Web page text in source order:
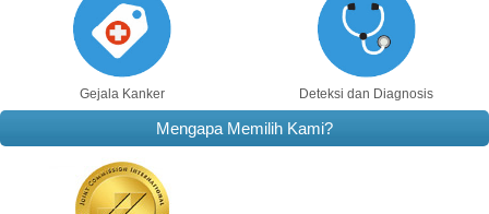
Gejala Kanker Deteksi dan Diagnosis
Mengapa Memilih Kami?